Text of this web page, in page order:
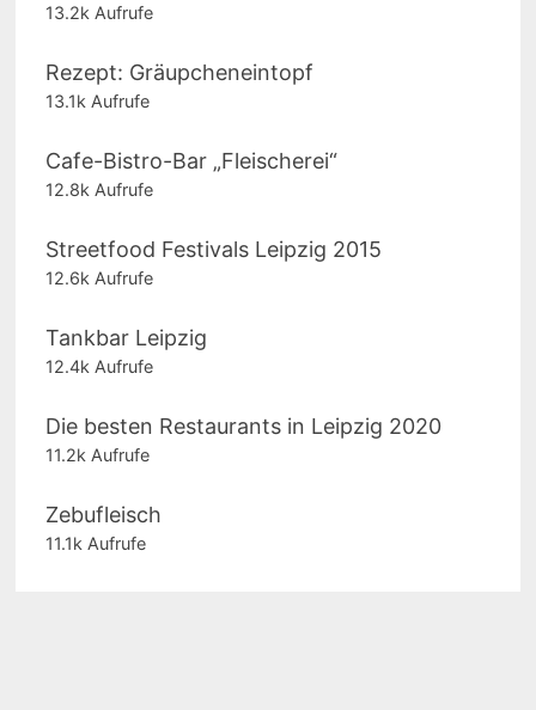
13.2k Aufrufe
Rezept: Gräupcheneintopf
13.1k Aufrufe
Cafe-Bistro-Bar „Fleischerei“
12.8k Aufrufe
Streetfood Festivals Leipzig 2015
12.6k Aufrufe
Tankbar Leipzig
12.4k Aufrufe
Die besten Restaurants in Leipzig 2020
11.2k Aufrufe
Zebufleisch
11.1k Aufrufe